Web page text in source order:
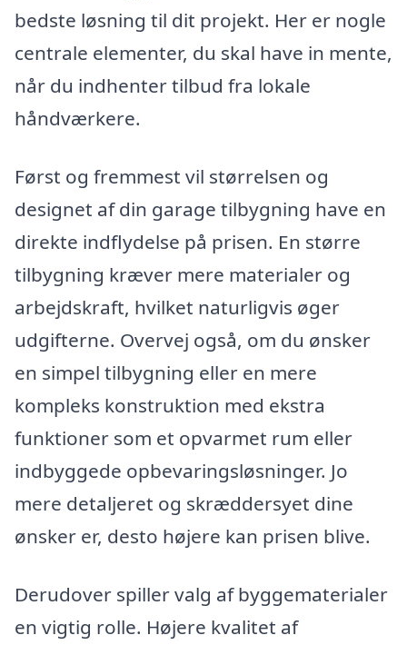
bedste løsning til dit projekt. Her er nogle
centrale elementer, du skal have in mente,
når du indhenter tilbud fra lokale
håndværkere.
Først og fremmest vil størrelsen og
designet af din garage tilbygning have en
direkte indflydelse på prisen. En større
tilbygning kræver mere materialer og
arbejdskraft, hvilket naturligvis øger
udgifterne. Overvej også, om du ønsker
en simpel tilbygning eller en mere
kompleks konstruktion med ekstra
funktioner som et opvarmet rum eller
indbyggede opbevaringsløsninger. Jo
mere detaljeret og skræddersyet dine
ønsker er, desto højere kan prisen blive.
Derudover spiller valg af byggematerialer
en vigtig rolle. Højere kvalitet af